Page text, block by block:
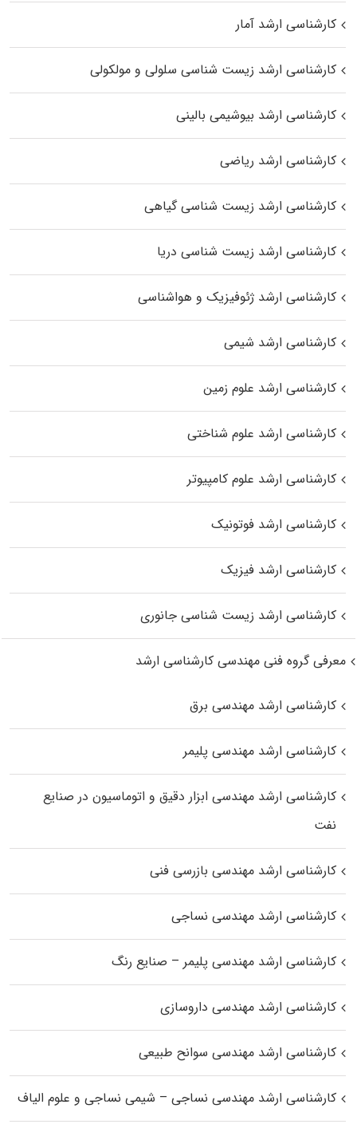
کارشناسی ارشد آمار
کارشناسی ارشد زیست شناسی سلولی و مولکولی
کارشناسی ارشد بیوشیمی بالینی
کارشناسی ارشد ریاضی
کارشناسی ارشد زیست‌ شناسی گیاهی
کارشناسی ارشد زیست‌ شناسی دریا
کارشناسی ارشد ژئوفیزیک و هواشناسی
کارشناسی ارشد شیمی
کارشناسی ارشد علوم زمین
کارشناسی ارشد علوم شناختی
کارشناسی ارشد علوم کامپیوتر
کارشناسی ارشد فوتونیک
کارشناسی ارشد فیزیک
کارشناسی ارشد زیست‌ شناسی جانوری
معرفی گروه فنی مهندسی کارشناسی ارشد
کارشناسی ارشد مهندسی برق
کارشناسی ارشد مهندسی پلیمر
کارشناسی ارشد مهندسی ابزار دقیق و اتوماسیون در صنایع
نفت
کارشناسی ارشد مهندسی بازرسی فنی
کارشناسی ارشد مهندسی نساجی
کارشناسی ارشد مهندسی پلیمر – صنایع رنگ
کارشناسی ارشد مهندسی داروسازی
کارشناسی ارشد مهندسی سوانح طبیعی
کارشناسی ارشد مهندسی نساجی – شیمی نساجی و علوم الیاف